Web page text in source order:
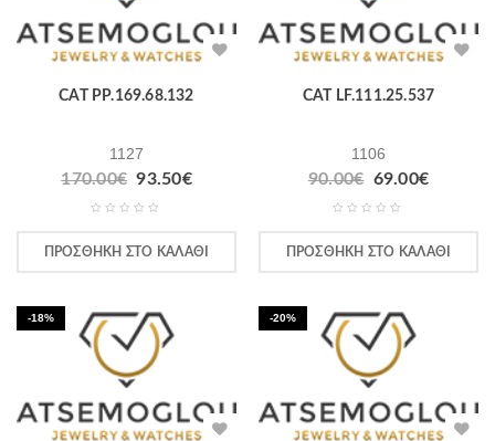
CAT PP.169.68.132
1127
170.00€ 93.50€
ΠΡΟΣΘΉΚΗ ΣΤΟ ΚΑΛΆΘΙ
CAT LF.111.25.537
1106
90.00€ 69.00€
ΠΡΟΣΘΉΚΗ ΣΤΟ ΚΑΛΆΘΙ
-18% -20%